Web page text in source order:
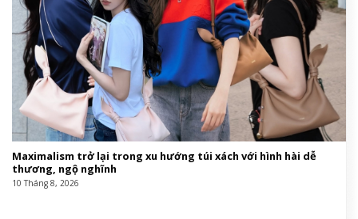
Maximalism trở lại trong xu hướng túi xách với hình hài dễ
thương, ngộ nghĩnh
10 Tháng 8, 2026